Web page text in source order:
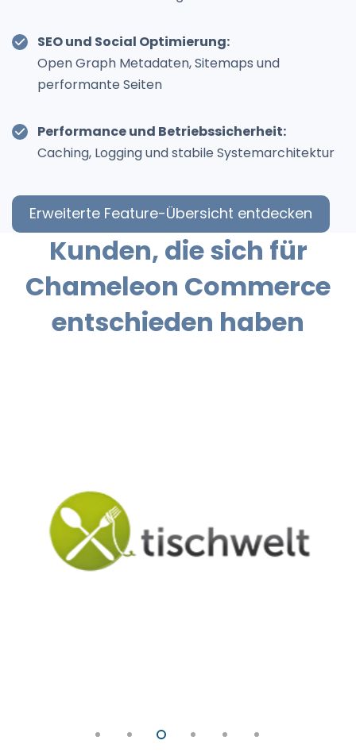
SEO und Social Optimierung:
Open Graph Metadaten, Sitemaps und
performante Seiten
Performance und Betriebssicherheit:
Caching, Logging und stabile Systemarchitektur
Erweiterte Feature-Übersicht entdecken
Kunden, die sich für
Chameleon Commerce
entschieden haben